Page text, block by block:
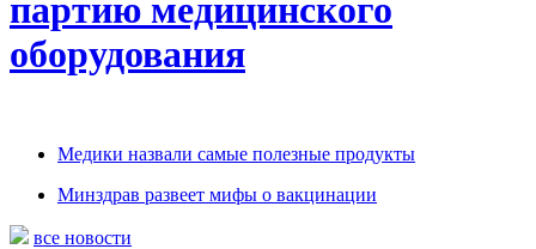
партию медицинского
оборудования
Медики назвали самые полезные продукты
Минздрав развеет мифы о вакцинации
все новости